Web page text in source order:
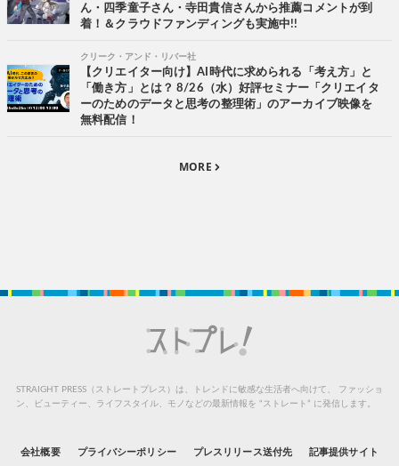
ん・四季童子さん・寺田貴信さんから推薦コメントが到
着！＆クラウドファンディングも実施中!!
クリーク・アンド・リバー社
【クリエイター向け】AI時代に求められる「考え方」と
「働き方」とは？ 8/26（水）好評セミナー「クリエイタ
ーのためのデータと思考の整理術」のアーカイブ映像を
無料配信！
MORE
STRAIGHT PRESS（ストレートプレス）は、トレンドに敏感な生活者へ向けて、
ファッショ
ン、ビューティー、ライフスタイル、モノなどの最新情報を “ストレート” に発信します。
会社概要 プライバシーポリシー プレスリリース送付先 記事提供サイト